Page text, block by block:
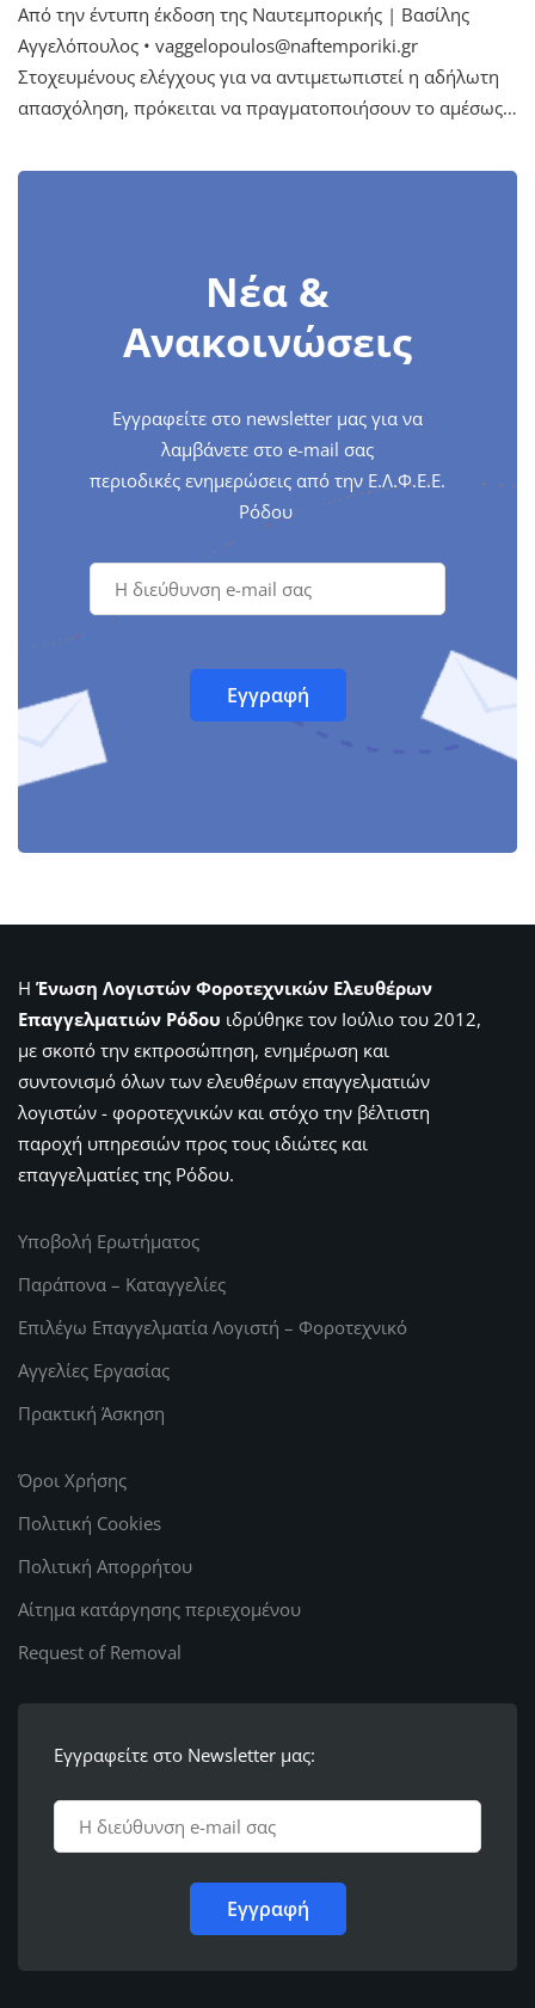
Από την έντυπη έκδοση της Ναυτεμπορικής | Βασίλης
Αγγελόπουλος • vaggelopoulos@naftemporiki.gr
Στοχευμένους ελέγχους για να αντιμετωπιστεί η αδήλωτη
απασχόληση, πρόκειται να πραγματοποιήσουν το αμέσως…
Νέα &
Ανακοινώσεις
Εγγραφείτε στο newsletter μας για να
λαμβάνετε στο e-mail σας
περιοδικές ενημερώσεις από την Ε.Λ.Φ.Ε.Ε.
Ρόδου
Η Ένωση Λογιστών Φοροτεχνικών Ελευθέρων
Επαγγελματιών Ρόδου ιδρύθηκε τον Ιούλιο του 2012,
με σκοπό την εκπροσώπηση, ενημέρωση και
συντονισμό όλων των ελευθέρων επαγγελματιών
λογιστών - φοροτεχνικών και στόχο την βέλτιστη
παροχή υπηρεσιών προς τους ιδιώτες και
επαγγελματίες της Ρόδου.
Υποβολή Ερωτήματος
Παράπονα – Καταγγελίες
Επιλέγω Επαγγελματία Λογιστή – Φοροτεχνικό
Αγγελίες Εργασίας
Πρακτική Άσκηση
Όροι Χρήσης
Πολιτική Cookies
Πολιτική Απορρήτου
Αίτημα κατάργησης περιεχομένου
Request of Removal
Εγγραφείτε στο Newsletter μας: